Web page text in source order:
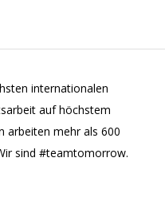
internationalen
auf höchstem
arbeiten mehr als 600
sind #teamtomorrow.